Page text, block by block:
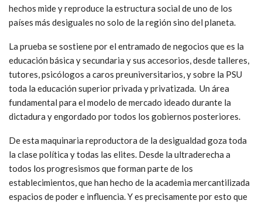
hechos mide y reproduce la estructura social de uno de los
países más desiguales no solo de la región sino del planeta.
La prueba se sostiene por el entramado de negocios que es la
educación básica y secundaria y sus accesorios, desde talleres,
tutores, psicólogos a caros preuniversitarios, y sobre la PSU
toda la educación superior privada y privatizada. Un área
fundamental para el modelo de mercado ideado durante la
dictadura y engordado por todos los gobiernos posteriores.
De esta maquinaria reproductora de la desigualdad goza toda
la clase política y todas las elites. Desde la ultraderecha a
todos los progresismos que forman parte de los
establecimientos, que han hecho de la academia mercantilizada
espacios de poder e influencia. Y es precisamente por esto que